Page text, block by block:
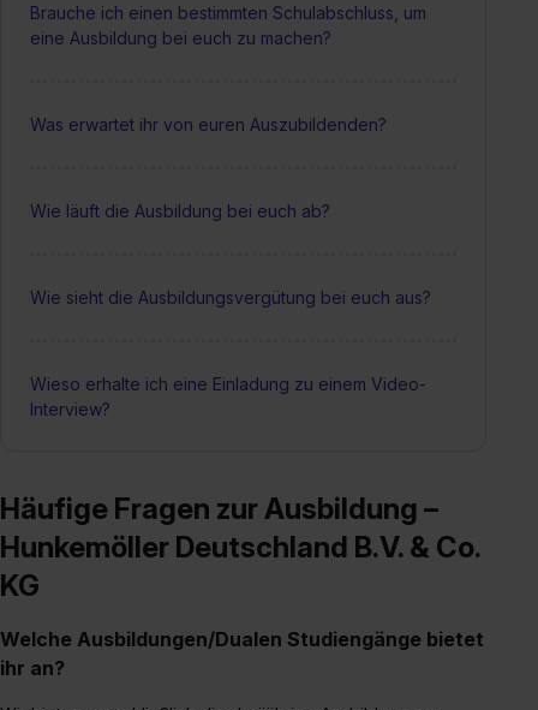
Brauche ich einen bestimmten Schulabschluss, um
eine Ausbildung bei euch zu machen?
Was erwartet ihr von euren Auszubildenden?
Wie läuft die Ausbildung bei euch ab?
Wie sieht die Ausbildungsvergütung bei euch aus?
Wieso erhalte ich eine Einladung zu einem Video-
Interview?
Häufige Fragen zur Ausbildung –
Hunkemöller Deutschland B.V. & Co.
KG
Welche Ausbildungen/Dualen Studiengänge bietet
ihr an?